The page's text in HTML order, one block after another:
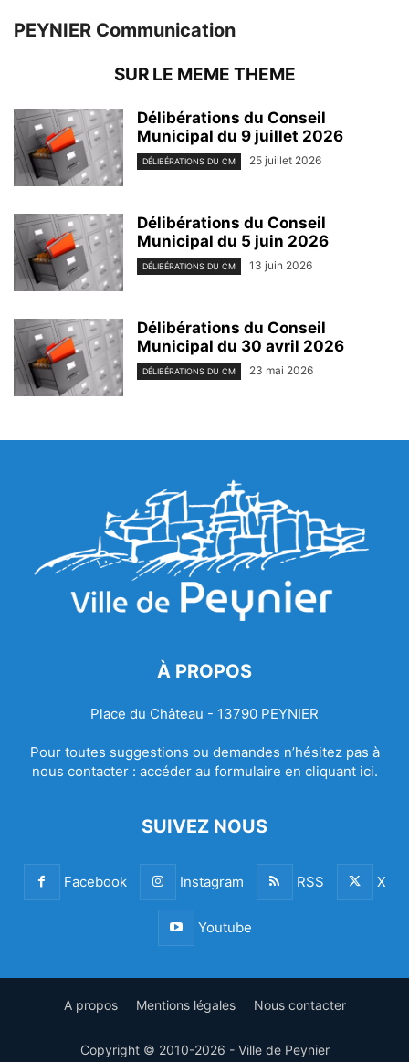
PEYNIER Communication
SUR LE MEME THEME
Délibérations du Conseil
Municipal du 9 juillet 2026
DÉLIBÉRATIONS DU CM 25 juillet 2026
Délibérations du Conseil
Municipal du 5 juin 2026
DÉLIBÉRATIONS DU CM 13 juin 2026
Délibérations du Conseil
Municipal du 30 avril 2026
DÉLIBÉRATIONS DU CM 23 mai 2026
À PROPOS
Place du Château - 13790 PEYNIER
Pour toutes suggestions ou demandes n’hésitez pas à
nous contacter : accéder au formulaire en cliquant ici.
SUIVEZ NOUS
Facebook Instagram RSS X
Youtube
A propos Mentions légales Nous contacter
Copyright © 2010-2026 - Ville de Peynier